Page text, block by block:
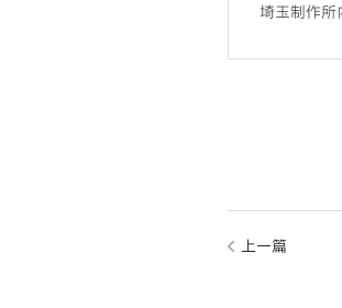
埼玉制作所
上一篇